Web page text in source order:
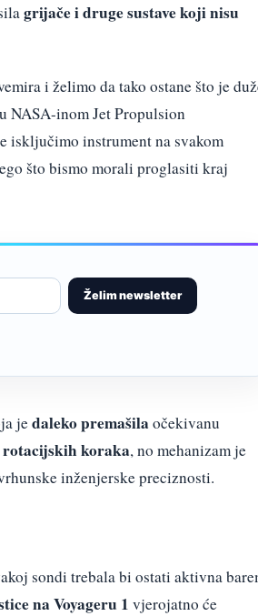
grijače i druge sustave koji nisu
i želimo da tako ostane što je
NASA-inom Jet Propulsion
isključimo instrument na svakom
što bismo morali proglasiti kraj
Želim newsletter
jedaleko premašila očekivanu
rotacijskih koraka, no mehanizam je
inženjerske preciznosti.
sondi trebala bi ostati aktivna
na Voyageru 1 vjerojatno će